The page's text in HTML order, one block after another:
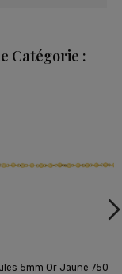
Catégorie :
5mm Or Jaune 750